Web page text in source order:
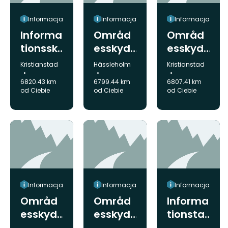
Informacja
Informa
tionssk
ylt om
naturre
servate
Fjällmos
sen
Gmina:
Kristianstad
6820.43 km
od Ciebie
Informacja
Områd
esskyd
dsinfor
mation,
Örnabjä
Gmina:
Hässleholm
6799.44 km
od Ciebie
Informacja
Områd
esskyd
dsinfor
mation,
Linderö
s
nordslu
ttning
Gmina:
Kristianstad
6807.41 km
od Ciebie
Informacja
Områd
esskyd
Informacja
Områd
esskyd
Informacja
Informa
tionsta